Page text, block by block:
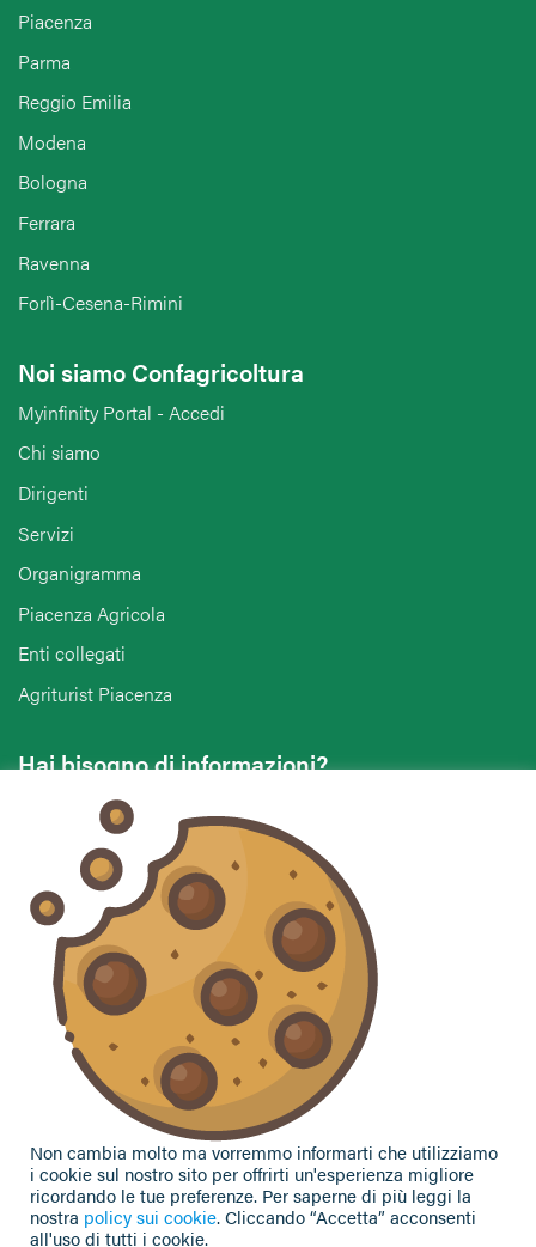
Piacenza
Parma
Reggio Emilia
Modena
Bologna
Ferrara
Ravenna
Forlì-Cesena-Rimini
Noi siamo Confagricoltura
Myinfinity Portal - Accedi
Chi siamo
Dirigenti
Servizi
Organigramma
Piacenza Agricola
Enti collegati
Agriturist Piacenza
Hai bisogno di informazioni?
Vuoi contattarci per ricevere assistenza, lasciare un
commento o chiedere informazioni?
CONTATTACI
Seguici sui social
Privacy Policy|Cookie Policy
Non cambia molto ma vorremmo informarti che utilizziamo
i cookie sul nostro sito per offrirti un'esperienza migliore
ricordando le tue preferenze. Per saperne di più leggi la
nostra policy sui cookie. Cliccando “Accetta” acconsenti
all'uso di tutti i cookie.